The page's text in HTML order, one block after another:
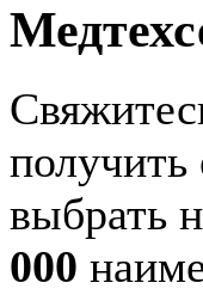
выбрать
000